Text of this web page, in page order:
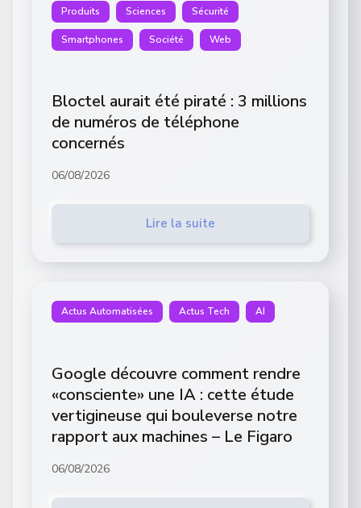
Produits Sciences Sécurité
Smartphones Société Web
Bloctel aurait été piraté : 3 millions
de numéros de téléphone
concernés
06/08/2026
Lire la suite
Actus Automatisées Actus Tech AI
Google découvre comment rendre
«consciente» une IA : cette étude
vertigineuse qui bouleverse notre
rapport aux machines – Le Figaro
06/08/2026